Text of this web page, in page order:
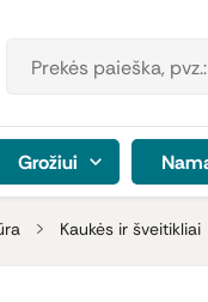
Grožiui
Kaukės ir šveitikliai